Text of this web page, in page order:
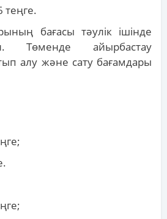
теңге.
бағасы тәулік ішінде
Төменде айырбастау
алу және сату бағамдары